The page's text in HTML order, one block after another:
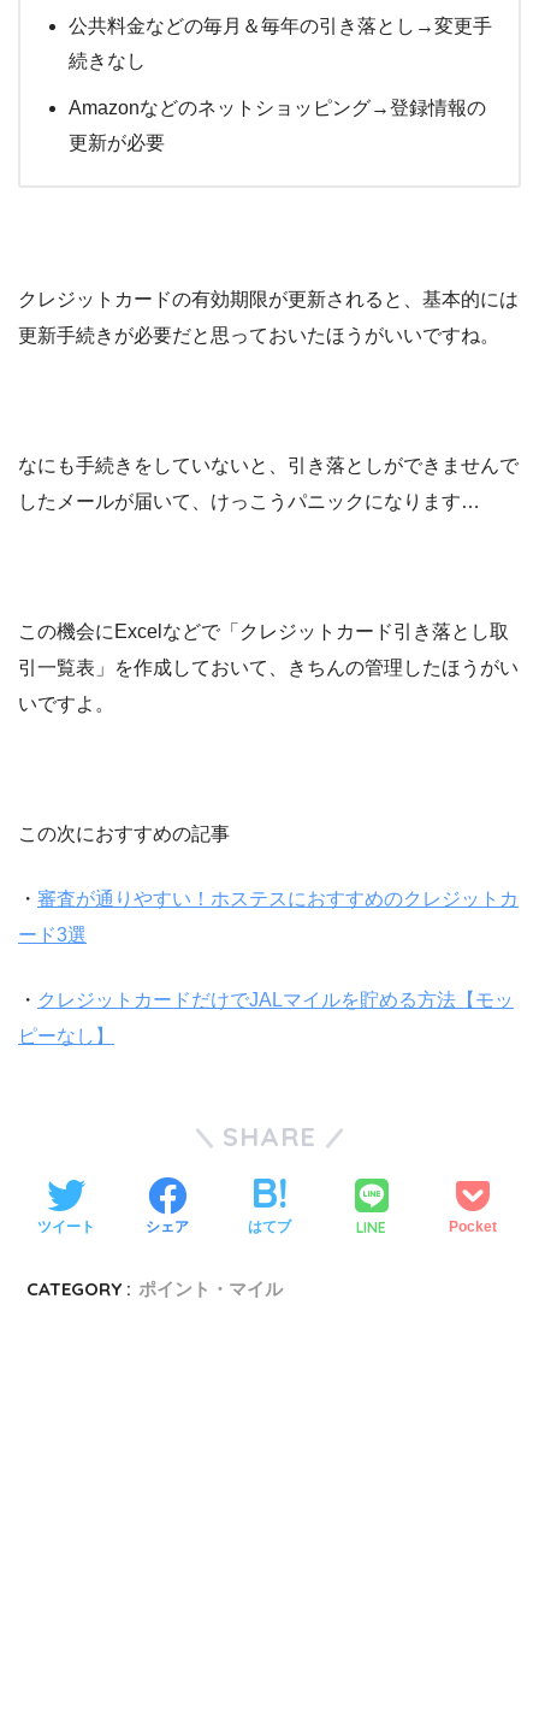
公共料金などの毎月＆毎年の引き落とし→変更手
続きなし
Amazonなどのネットショッピング→登録情報の
更新が必要
クレジットカードの有効期限が更新されると、基本的には
更新手続きが必要だと思っておいたほうがいいですね。
なにも手続きをしていないと、引き落としができませんで
したメールが届いて、けっこうパニックになります…
この機会にExcelなどで「クレジットカード引き落とし取
引一覧表」を作成しておいて、きちんの管理したほうがい
いですよ。
この次におすすめの記事
・ 審査が通りやすい！ホステスにおすすめのクレジットカ
ード3選
・ クレジットカードだけでJALマイルを貯める方法【モッ
ピーなし】
SHARE
ツイート シェア はてブ LINE Pocket
CATEGORY : ポイント・マイル